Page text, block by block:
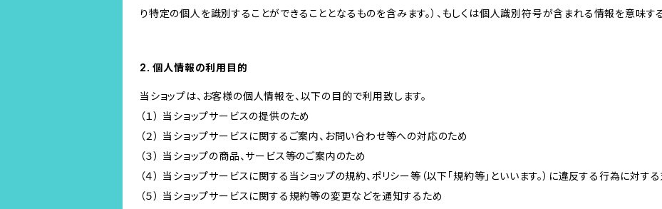
り特定の個人を識別することができることとなるものを含みます。）、もしくは個人識別符号が含まれる情報を意味する
2. 個人情報の利用目的
当ショップは、お客様の個人情報を、以下の目的で利用致します。
（１） 当ショップサービスの提供のため
（２） 当ショップサービスに関するご案内、お問い合わせ等への対応のため
（３） 当ショップの商品、サービス等のご案内のため
（４） 当ショップサービスに関する当ショップの規約、ポリシー等（以下「規約等」といいます。）に違反する行為に対す
（５） 当ショップサービスに関する規約等の変更などを通知するため